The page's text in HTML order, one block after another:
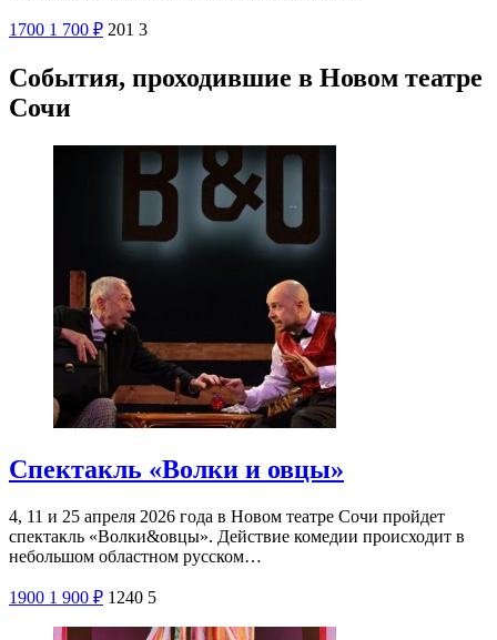
1700 1 700 ₽ 201 3
События, проходившие в Новом театре
Сочи
Спектакль «Волки и овцы»
4, 11 и 25 апреля 2026 года в Новом театре Сочи пройдет
спектакль «Волки&овцы». Действие комедии происходит в
небольшом областном русском…
1900 1 900 ₽ 1240 5